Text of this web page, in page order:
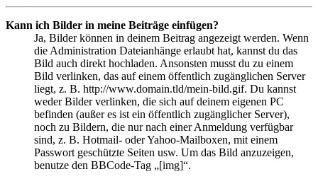
Kann ich Bilder in meine Beiträge einfügen?
Ja, Bilder können in deinem Beitrag angezeigt werden. Wenn
die Administration Dateianhänge erlaubt hat, kannst du das
Bild auch direkt hochladen. Ansonsten musst du zu einem
Bild verlinken, das auf einem öffentlich zugänglichen Server
liegt, z. B. http://www.domain.tld/mein-bild.gif. Du kannst
weder Bilder verlinken, die sich auf deinem eigenen PC
befinden (außer es ist ein öffentlich zugänglicher Server),
noch zu Bildern, die nur nach einer Anmeldung verfügbar
sind, z. B. Hotmail- oder Yahoo-Mailboxen, mit einem
Passwort geschützte Seiten usw. Um das Bild anzuzeigen,
benutze den BBCode-Tag „[img]“.